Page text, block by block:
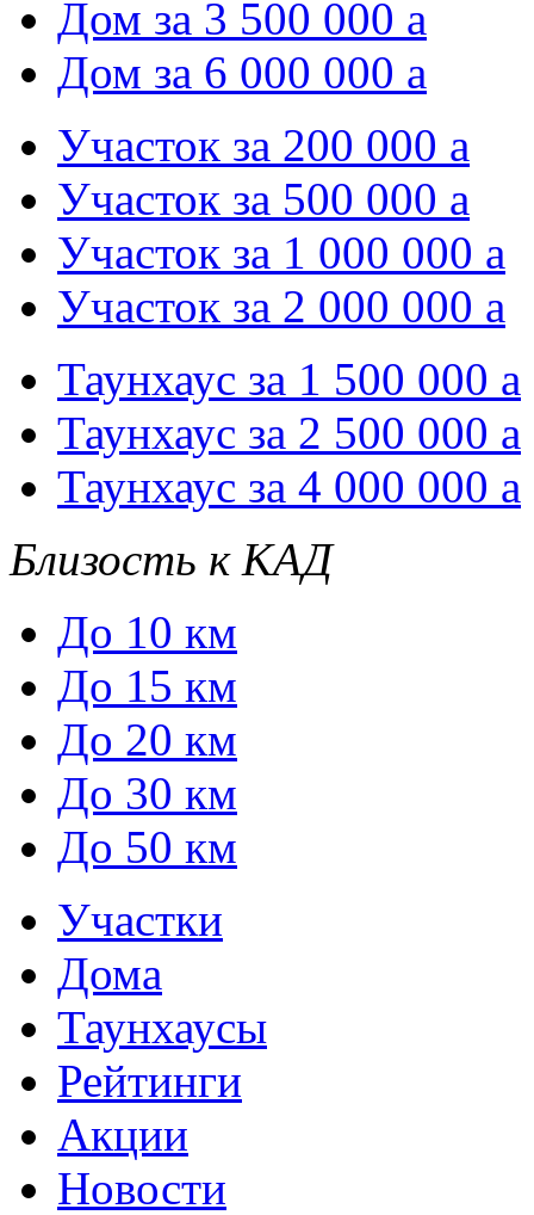
Дом за 3 500 000 a
Дом за 6 000 000 a
Участок за 200 000 a
Участок за 500 000 a
Участок за 1 000 000 a
Участок за 2 000 000 a
Таунхаус за 1 500 000 a
Таунхаус за 2 500 000 a
Таунхаус за 4 000 000 a
Близость к КАД
До 10 км
До 15 км
До 20 км
До 30 км
До 50 км
Участки
Дома
Таунхаусы
Рейтинги
Акции
Новости